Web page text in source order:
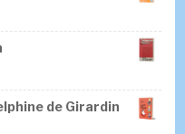
de Girardin